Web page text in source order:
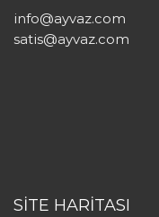
info@ayvaz.com
satis@ayvaz.com
SİTE HARİTASI